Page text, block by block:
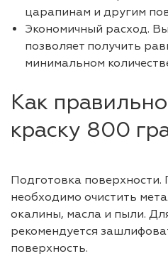
царапинам и другим
Экономичный расход.
позволяет получить
минимальном
Как
краску 800
Подготовка
необходимо очистить
окалины, масла и пыли.
рекомендуется
поверхность.